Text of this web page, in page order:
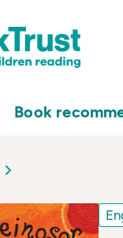
Book